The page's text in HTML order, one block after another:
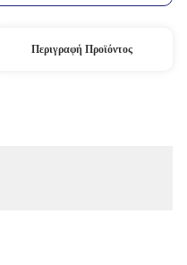
Περιγραφή Προϊόντος